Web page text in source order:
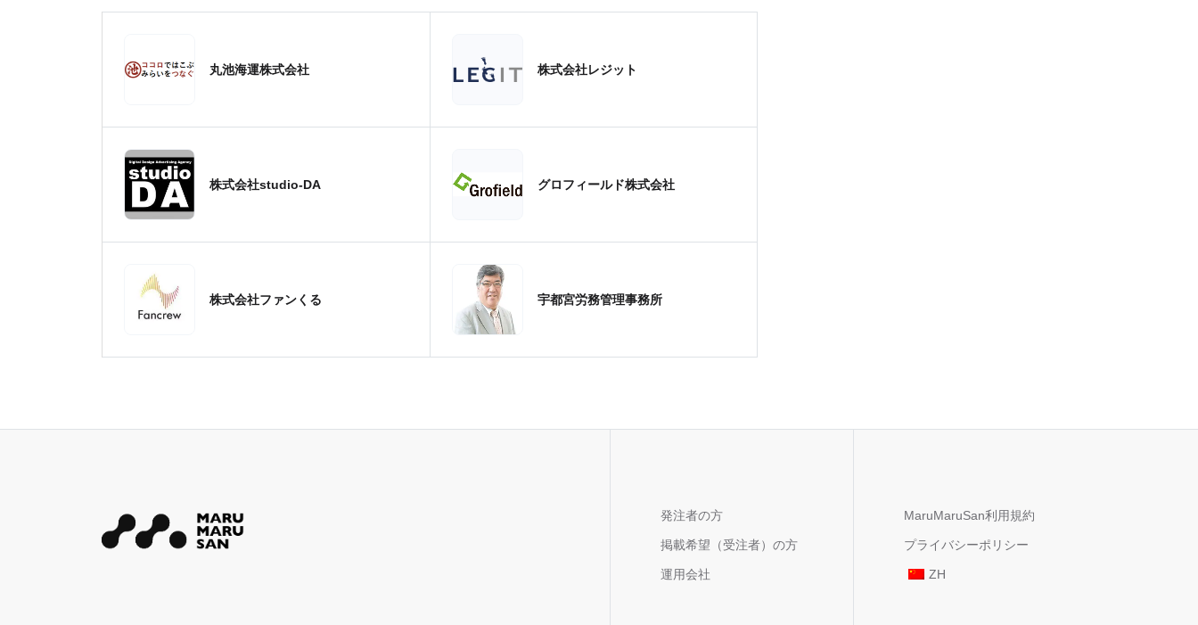
丸池海運株式会社 株式会社レジット
株式会社studio-DA グロフィールド株式会社
株式会社ファンくる 宇都宮労務管理事務所
発注者の方
掲載希望（受注者）の方
運用会社
MaruMaruSan利用規約
プライバシーポリシー
ZH